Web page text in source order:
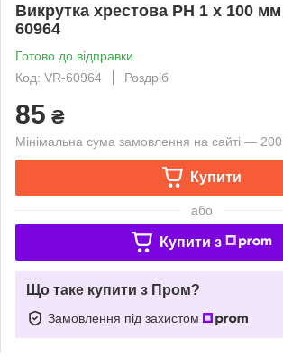
Викрутка хрестова РН 1 х 100
60964
Готово до відправки
Код: VR-60964
Роздріб
85 ₴
Мінімальна сума замовлення на сайті —
Купити
або
Купити з
Що таке купити з Пром?
Замовлення під захистом